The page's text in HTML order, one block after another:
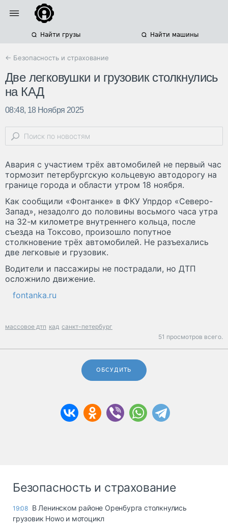
Найти грузы Найти машины
← Безопасность и страхование
Две легковушки и грузовик столкнулись
на КАД
08:48, 18 Ноября 2025
Авария с участием трёх автомобилей не первый час
тормозит петербургскую кольцевую автодорогу на
границе города и области утром 18 ноября.
Как сообщили «Фонтанке» в ФКУ Упрдор «Северо-
Запад», незадолго до половины восьмого часа утра
на 32-м километре внутреннего кольца, после
съезда на Токсово, произошло попутное
столкновение трёх автомобилей. Не разъехались
две легковые и грузовик.
Водители и пассажиры не пострадали, но ДТП
осложнило движение.
fontanka.ru
массовое дтп кад санкт-петербург
51 просмотров всего.
ОБСУДИТЬ
Безопасность и страхование
19:08 В Ленинском районе Оренбурга столкнулись
грузовик Howo и мотоцикл